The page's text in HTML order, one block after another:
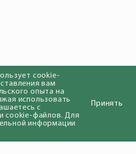
cookie-
вам
опыта на
использовать
с
cookie-файлов. Для
информации
Принять